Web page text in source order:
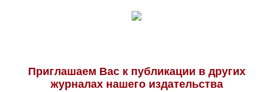
Приглашаем Вас к публикации в других
журналах нашего издательства